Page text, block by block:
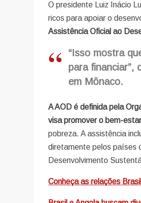
O presidente Luiz Inácio
ricos para apoiar o
Assistência Oficial ao
“Isso mostra
para financiar”,
em Mônaco.
A AOD é definida pela
visa promover o bem-
pobreza. A assistência
diretamente pelos países
Desenvolvimento
Conheça as relações